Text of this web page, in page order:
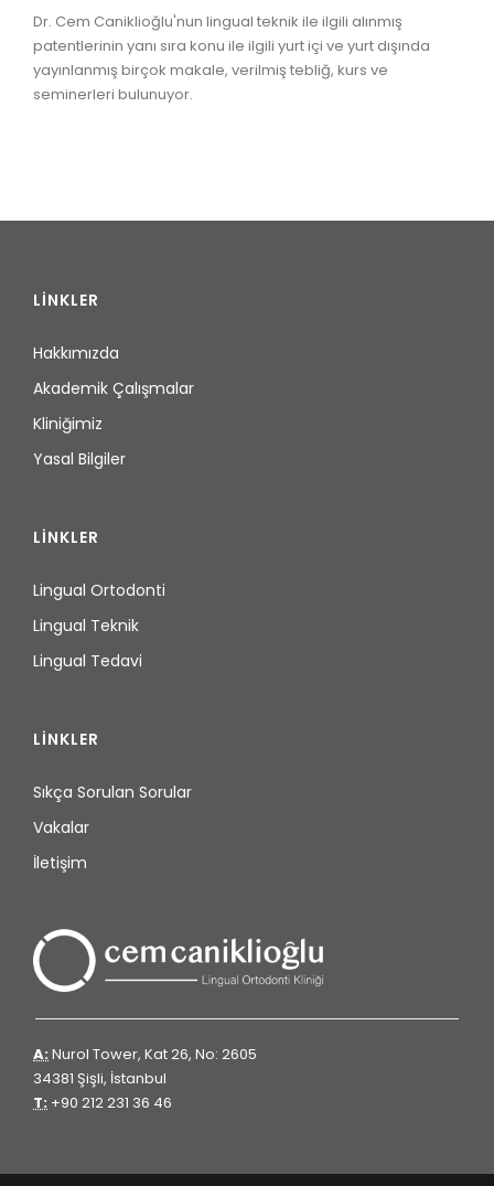
Dr. Cem Caniklioğlu'nun lingual teknik ile ilgili alınmış
patentlerinin yanı sıra konu ile ilgili yurt içi ve yurt dışında
yayınlanmış birçok makale, verilmiş tebliğ, kurs ve
seminerleri bulunuyor.
LİNKLER
Hakkımızda
Akademik Çalışmalar
Kliniğimiz
Yasal Bilgiler
LİNKLER
Lingual Ortodonti
Lingual Teknik
Lingual Tedavi
LİNKLER
Sıkça Sorulan Sorular
Vakalar
İletişim
A:Nurol Tower, Kat 26, No: 2605
34381 Şişli, İstanbul
T: +90 212 231 36 46